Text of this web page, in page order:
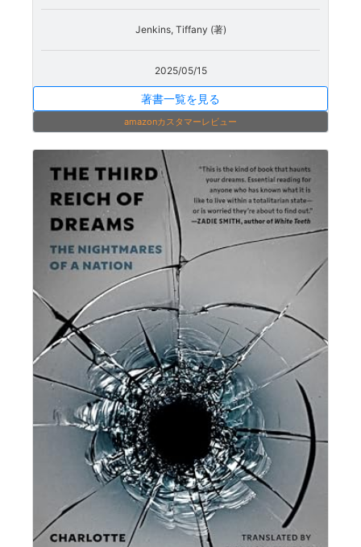
Jenkins, Tiffany (著)
2025/05/15
著書一覧を見る
amazonカスタマーレビュー